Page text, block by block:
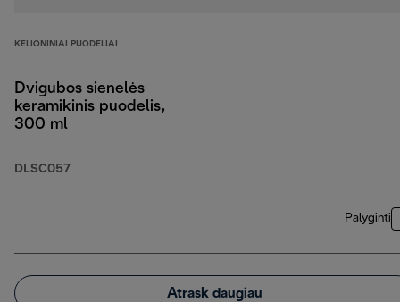
KELIONINIAI PUODELIAI
Dvigubos sienelės
keramikinis puodelis,
300 ml
DLSC057
Palyginti
Atrask daugiau